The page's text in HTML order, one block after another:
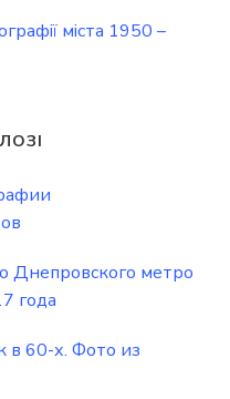
міста 1950 –
Днепровского метро
года
в 60-х. Фото из